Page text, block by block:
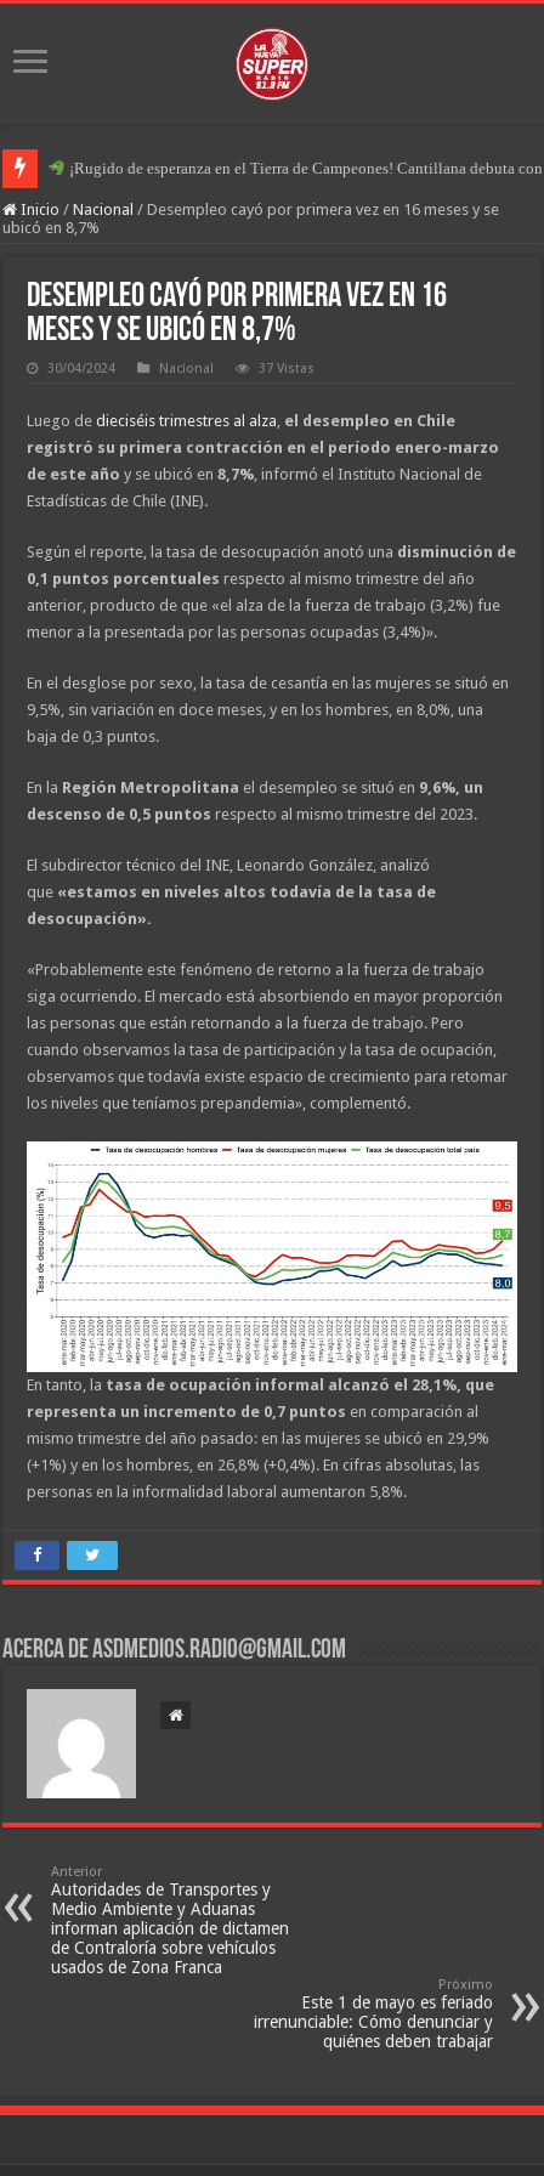
¡Rugido de esperanza en el Tierra de Campeones! Cantillana debuta
Operación Retorno: José Miguel Cantillana y la reestructuración
Inicio / Nacional / Desempleo cayó por primera vez en 16 meses y se
ubicó en 8,7%
Desempleo cayó por primera vez en 16
meses y se ubicó en 8,7%
30/04/2024 Nacional 37 Vistas
Luego dedieciséis trimestres al alza, el desempleo en Chile
registró su primera contracción en el período enero-marzo
de este año y se ubicó en8,7%, informó el Instituto Nacional de
Estadísticas de Chile (INE).
Según el reporte, la tasa de desocupación anotó una disminución de
0,1 puntos porcentuales respecto al mismo trimestre del año
anterior, producto de que «el alza de la fuerza de trabajo (3,2%) fue
menor a la presentada por las personas ocupadas (3,4%)».
En el desglose por sexo, la tasa de cesantía en las mujeres se situó en
9,5%, sin variación en doce meses, y en los hombres, en 8,0%, una
baja de 0,3 puntos.
En la Región Metropolitana el desempleo se situó en 9,6%, un
descenso de 0,5 puntos respecto al mismo trimestre del 2023.
El subdirector técnico del INE, Leonardo González, analizó
que «estamos en niveles altos todavía de la tasa de
desocupación».
«Probablemente este fenómeno de retorno a la fuerza de trabajo
siga ocurriendo. El mercado está absorbiendo en mayor proporción
las personas que están retornando a la fuerza de trabajo. Pero
cuando observamos la tasa de participación y la tasa de ocupación,
observamos que todavía existe espacio de crecimiento para retomar
los niveles que teníamos prepandemia», complementó.
En tanto, la tasa de ocupación informal alcanzó el 28,1%, que
representa un incremento de 0,7 puntos en comparación al
mismo trimestre del año pasado: en las mujeres se ubicó en 29,9%
(+1%) y en los hombres, en 26,8% (+0,4%). En cifras absolutas, las
personas en la informalidad laboral aumentaron 5,8%.
Acerca de asdmedios.radio@gmail.com
Anterior
Autoridades de Transportes y
Medio Ambiente y Aduanas
informan aplicación de dictamen
de Contraloría sobre vehículos
usados de Zona Franca
Próximo
Este 1 de mayo es feriado
irrenunciable: Cómo denunciar y
quiénes deben trabajar